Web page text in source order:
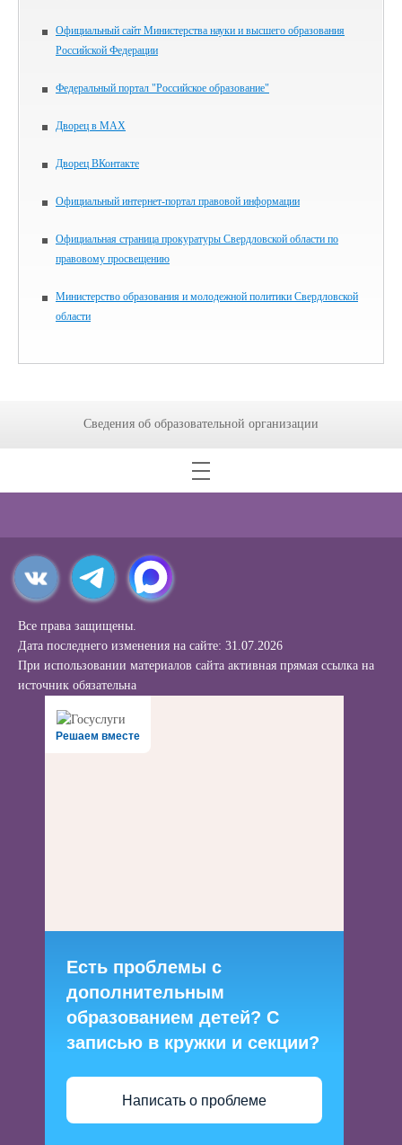
Официальный сайт Министерства науки и высшего образования
Российской Федерации
Федеральный портал "Российское образование"
Дворец в MAX
Дворец ВКонтакте
Официальный интернет-портал правовой информации
Официальная страница прокуратуры Свердловской области по
правовому просвещению
Министерство образования и молодежной политики Свердловской
области
Сведения об образовательной организации
Все права защищены.
Дата последнего изменения на сайте: 31.07.2026
При использовании материалов сайта активная прямая ссылка на
источник обязательна
Решаем вместе
Есть проблемы с
дополнительным
образованием детей? С
записью в кружки и секции?
Написать о проблеме